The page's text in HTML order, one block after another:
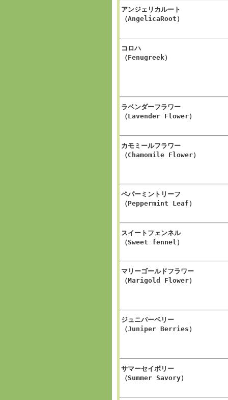
アンジェリカルート
（AngelicaRoot）
コロハ
（Fenugreek）
ラベンダーフラワー
（Lavender Flower）
カモミールフラワー
（Chamomile Flower）
ペパーミントリーフ
（Peppermint Leaf）
スイートフェンネル
（Sweet fennel）
マリーゴールドフラワー
（Marigold Flower）
ジュニパーベリー
（Juniper Berries）
サマーセイボリー
（Summer Savory）